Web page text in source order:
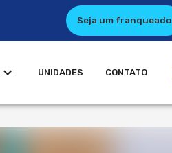
Seja um franqueado
UNIDADES CONTATO